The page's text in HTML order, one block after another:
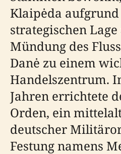
Klaipėda
strategischen
Mündung des
Danė zu einem
Handelszentrum.
Jahren errichtete
Orden, ein
deutscher
Festung namens